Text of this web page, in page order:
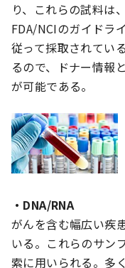
り、これらの試料は
FDA/NCIのガイドラ
従って採取されてい
るので、ドナー情報
が可能である。
・DNA/RNA
がんを含む幅広い疾
いる。これらのサン
索に用いられる。多